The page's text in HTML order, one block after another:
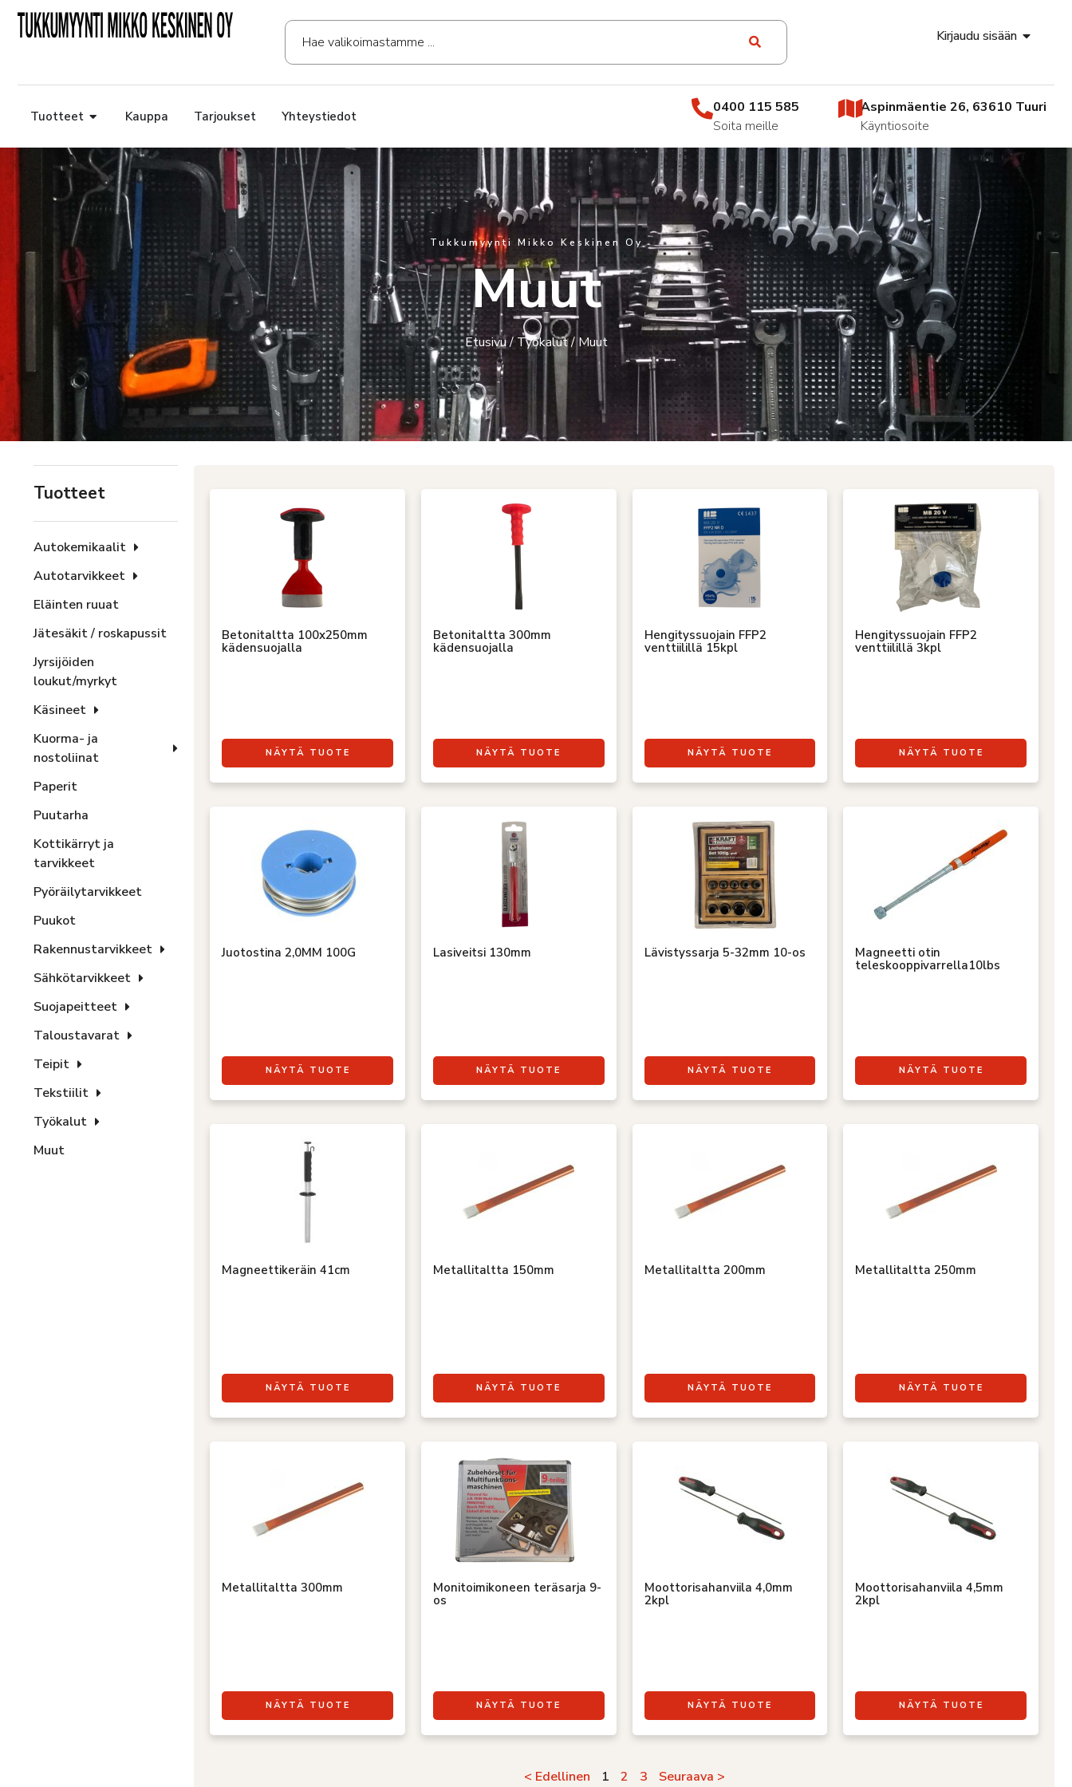
Kirjaudu sisään
Tuotteet Kauppa Tarjoukset Yhteystiedot
0400 115 585
Soita meille
Aspinmäentie 26, 63610 Tuuri
Käyntiosoite
Tukkumyynti Mikko Keskinen Oy
Muut
Etusivu/Työkalut/ Muut
Tuotteet
Autokemikaalit
Autotarvikkeet
Eläinten ruuat
Jätesäkit / roskapussit
Jyrsijöiden
loukut/myrkyt
Käsineet
Kuorma- ja
nostoliinat
Paperit
Puutarha
Kottikärryt ja
tarvikkeet
Pyöräilytarvikkeet
Puukot
Rakennustarvikkeet
Sähkötarvikkeet
Suojapeitteet
Taloustavarat
Teipit
Tekstiilit
Työkalut
Muut
Betonitaltta 100x250mm
kädensuojalla
NÄYTÄ TUOTE
Betonitaltta 300mm
kädensuojalla
NÄYTÄ TUOTE
Hengityssuojain FFP2
venttiilillä 15kpl
NÄYTÄ TUOTE
Hengityssuojain FFP2
venttiilillä 3kpl
NÄYTÄ TUOTE
Juotostina 2,0MM 100G
NÄYTÄ TUOTE
Lasiveitsi 130mm
NÄYTÄ TUOTE
Lävistyssarja 5-32mm 10-os
NÄYTÄ TUOTE
Magneetti otin
teleskooppivarrella10lbs
NÄYTÄ TUOTE
Magneettikeräin 41cm
NÄYTÄ TUOTE
Metallitaltta 150mm
NÄYTÄ TUOTE
Metallitaltta 200mm
NÄYTÄ TUOTE
Metallitaltta 250mm
NÄYTÄ TUOTE
Metallitaltta 300mm
NÄYTÄ TUOTE
Monitoimikoneen teräsarja 9-
os
NÄYTÄ TUOTE
Moottorisahanviila 4,0mm
2kpl
NÄYTÄ TUOTE
Moottorisahanviila 4,5mm
2kpl
NÄYTÄ TUOTE
< Edellinen 1 2 3 Seuraava >